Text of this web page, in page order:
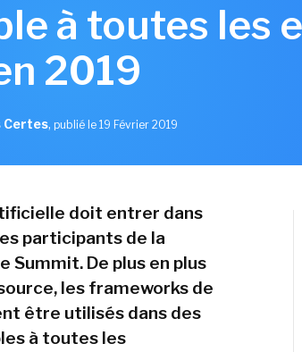
à toutes les
2019
Certes, publié le 19 Février 2019
doit entrer dans
participants de la
Summit. De plus en plus
les frameworks de
être utilisés dans des
à toutes les